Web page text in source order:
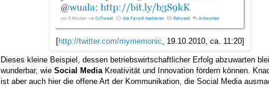
[http://twitter.com/mymemonic , 19.10.2010, ca. 11:20]
Dieses kleine Beispiel, dessen betriebswirtschaftlicher Erfolg abzuwarten
wunderbar, wie Social MediaKreativität und Innovation fördern können.
ist aber auch hier die offene Art der Kommunikation, die Social Media